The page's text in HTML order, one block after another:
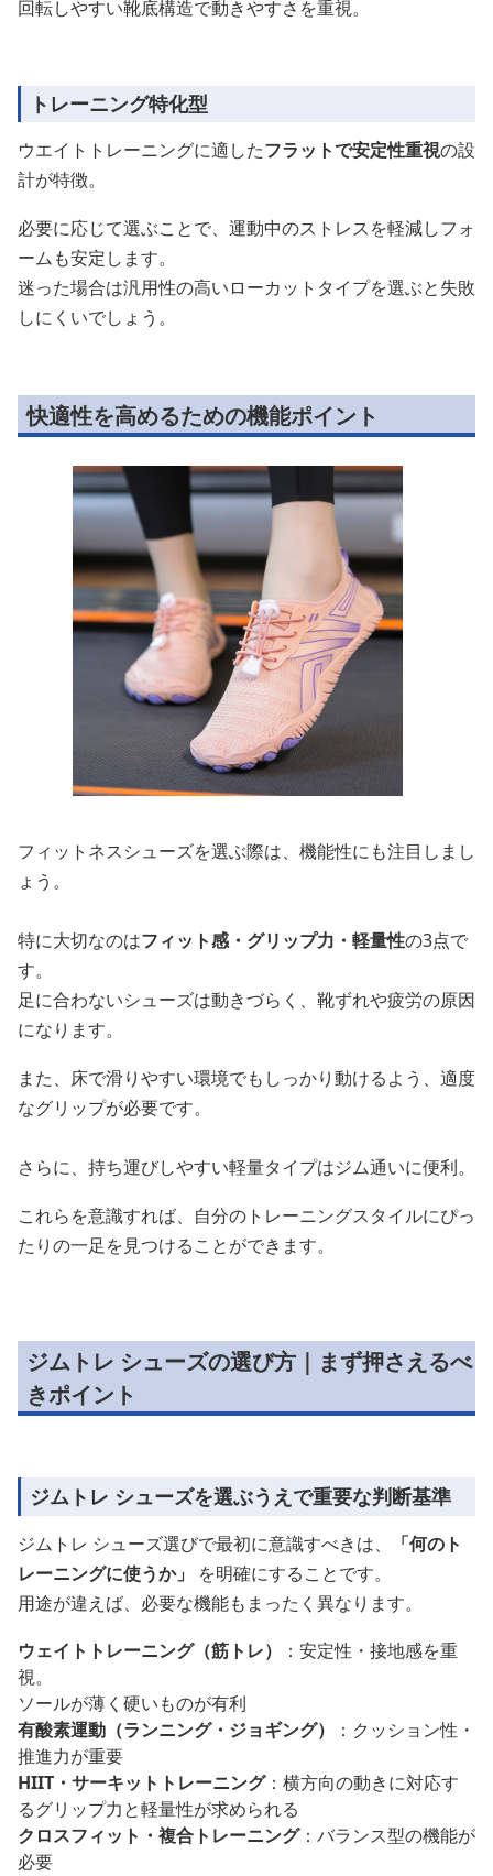
回転しやすい靴底構造で動きやすさを重視。
トレーニング特化型
ウエイトトレーニングに適したフラットで安定性重視の設
計が特徴。
必要に応じて選ぶことで、運動中のストレスを軽減しフォ
ームも安定します。
迷った場合は汎用性の高いローカットタイプを選ぶと失敗
しにくいでしょう。
快適性を高めるための機能ポイント
フィットネスシューズを選ぶ際は、機能性にも注目しまし
ょう。
特に大切なのはフィット感・グリップ力・軽量性の3点で
す。
足に合わないシューズは動きづらく、靴ずれや疲労の原因
になります。
また、床で滑りやすい環境でもしっかり動けるよう、適度
なグリップが必要です。
さらに、持ち運びしやすい軽量タイプはジム通いに便利。
これらを意識すれば、自分のトレーニングスタイルにぴっ
たりの一足を見つけることができます。
ジムトレ シューズの選び方｜まず押さえるべ
きポイント
ジムトレ シューズを選ぶうえで重要な判断基準
ジムトレ シューズ選びで最初に意識すべきは、
「何のト
レーニングに使うか」
を明確にすることです。
用途が違えば、必要な機能もまったく異なります。
ウェイトトレーニング（筋トレ）
：安定性・接地感を重
視。
ソールが薄く硬いものが有利
有酸素運動（ランニング・ジョギング）
：クッション性・
推進力が重要
HIIT・サーキットトレーニング：横方向の動きに対応す
るグリップ力と軽量性が求められる
クロスフィット・複合トレーニング：バランス型の機能が
必要